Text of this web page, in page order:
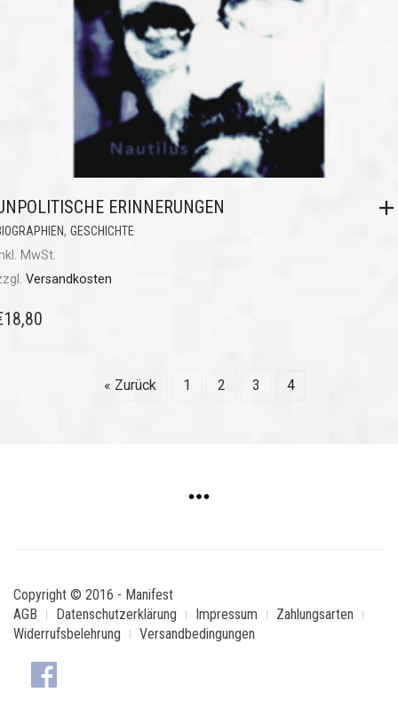
ERINNERUNGEN
, GESCHICHTE
MwSt.
Versandkosten
18,80
« Zurück 1 2 3 4
Copyright © 2016 - Manifest
AGB
Datenschutzerklärung Impressum
Zahlungsarten
Widerrufsbelehrung
Versandbedingungen